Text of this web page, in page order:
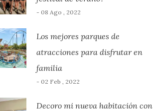
- 08 Ago , 2022
Los mejores parques de
atracciones para disfrutar en
familia
- 02 Feb , 2022
Decoro mi nueva habitación con